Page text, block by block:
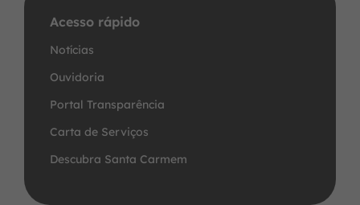
Social
Instagram
Social
Acesso rápido
Notícias
Ouvidoria
Portal Transparência
Carta de Serviços
Descubra Santa Carmem